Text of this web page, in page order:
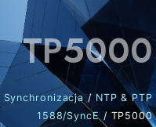
TP5000
Synchronizacja/ NTP & PTP
1588/SyncE / TP5000